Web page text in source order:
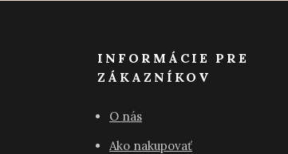
INFORMÁCIE PRE
ZÁKAZNÍKOV
O nás
Ako nakupovať